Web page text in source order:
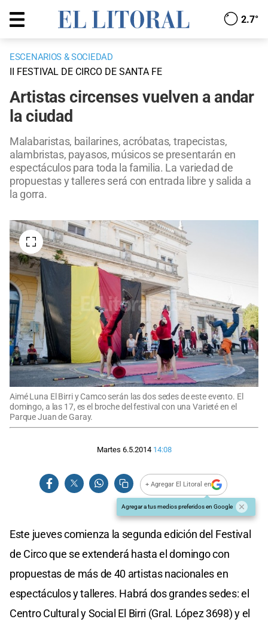
2.7°
ESCENARIOS & SOCIEDAD
II FESTIVAL DE CIRCO DE SANTA FE
Artistas circenses vuelven a andar
la ciudad
Malabaristas, bailarines, acróbatas, trapecistas,
alambristas, payasos, músicos se presentarán en
espectáculos para toda la familia. La variedad de
propuestas y talleres será con entrada libre y salida a
la gorra.
Aimé Luna El Birri y Camco serán las dos sedes de este evento. El
domingo, a las 17, es el broche del festival con una Varieté en el
Parque Juan de Garay.
Martes 6.5.2014 14:08
+ Agregar El Litoral en
Agregar a tus medios preferidos en Google
Este jueves comienza la segunda edición del Festival
de Circo que se extenderá hasta el domingo con
propuestas de más de 40 artistas nacionales en
espectáculos y talleres. Habrá dos grandes sedes: el
Centro Cultural y Social El Birri (Gral. López 3698) y el